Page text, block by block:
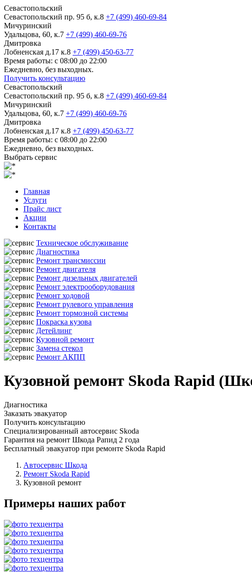
Севастопольский
Севастопольский пр. 95 б, к.8 +7 (499) 460-69-84
Мичуринский
Удальцова, 60, к.7 +7 (499) 460-69-76
Дмитровка
Лобненская д.17 к.8 +7 (499) 450-63-77
Время работы: с 08:00 до 22:00
Ежедневно, без выходных.
Получить консультацию
Севастопольский
Севастопольский пр. 95 б, к.8 +7 (499) 460-69-84
Мичуринский
Удальцова, 60, к.7 +7 (499) 460-69-76
Дмитровка
Лобненская д.17 к.8 +7 (499) 450-63-77
Время работы: с 08:00 до 22:00
Ежедневно, без выходных.
Выбрать сервис
Главная
Услуги
Прайс лист
Акции
Контакты
Техническое обслуживание
Диагностика
Ремонт трансмиссии
Ремонт двигателя
Ремонт дизельных двигателей
Ремонт электрооборудования
Ремонт ходовой
Ремонт рулевого управления
Ремонт тормозной системы
Покраска кузова
Детейлинг
Кузовной ремонт
Замена стекол
Ремонт АКПП
Кузовной ремонт Skoda Rapid
Диагностика
Заказать эвакуатор
Получить консультацию
Специализированный автосервис Skoda
Гарантия на ремонт Шкода Рапид 2 года
Бесплатный эвакуатор при ремонте Skoda Rapid
Автосервис Шкода
Ремонт Skoda Rapid
Кузовной ремонт
Примеры наших работ